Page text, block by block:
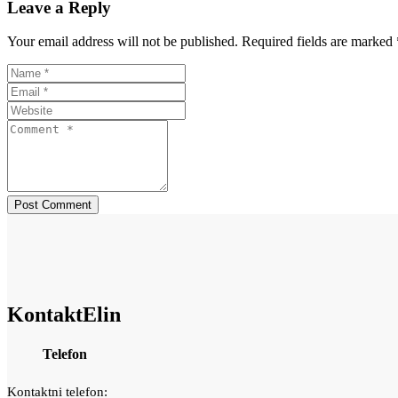
Leave a Reply
Your email address will not be published. Required fields are marked
KontaktElin
Telefon
Kontaktni telefon: